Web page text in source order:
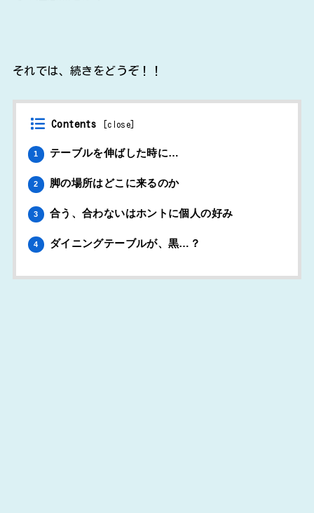
それでは、続きをどうぞ！！
Contents close
1 テーブルを伸ばした時に…
2 脚の場所はどこに来るのか
3 合う、合わないはホントに個人の好み
4 ダイニングテーブルが、黒…？